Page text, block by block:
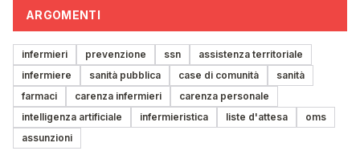
ARGOMENTI
infermieri prevenzione ssn
assistenza territoriale
infermiere
sanità pubblica case di comunità
sanità
farmaci
carenza infermieri
carenza personale
intelligenza artificiale
infermieristica liste d'attesa
oms
assunzioni